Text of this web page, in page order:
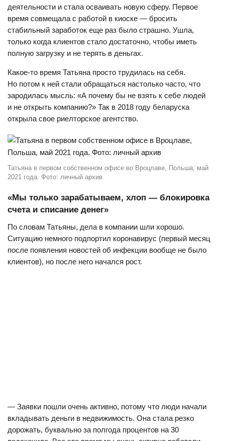
деятельности и стала осваивать новую сферу. Первое
время совмещала с работой в киоске — бросить
стабильный заработок еще раз было страшно. Ушла,
только когда клиентов стало достаточно, чтобы иметь
полную загрузку и не терять в деньгах.
Какое-то время Татьяна просто трудилась на себя.
Но потом к ней стали обращаться настолько часто, что
зародилась мысль: «А почему бы не взять к себе людей
и не открыть компанию?» Так в 2018 году беларуска
открыла свое риелторское агентство.
Татьяна в первом собственном офисе во Вроцлаве, Польша, май
2021 года. Фото: личный архив
«Мы только зарабатываем, хлоп — блокировка
счета и списание денег»
По словам Татьяны, дела в компании шли хорошо.
Ситуацию немного подпортил коронавирус (первый месяц
после появления новостей об инфекции вообще не было
клиентов), но после него начался рост.
— Заявки пошли очень активно, потому что люди начали
вкладывать деньги в недвижимость. Она стала резко
дорожать, буквально за полгода процентов на 30